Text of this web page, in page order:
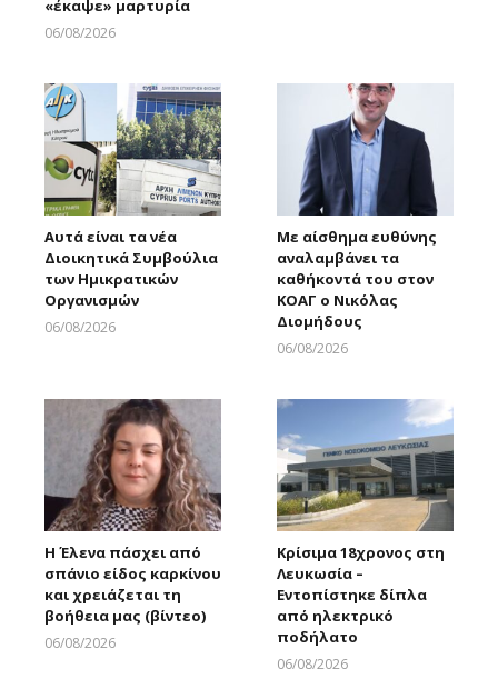
«έκαψε» μαρτυρία
06/08/2026
Αυτά είναι τα νέα
Διοικητικά Συμβούλια
των Ημικρατικών
Οργανισμών
06/08/2026
Με αίσθημα ευθύνης
αναλαμβάνει τα
καθήκοντά του στον
ΚΟΑΓ ο Νικόλας
Διομήδους
06/08/2026
Η Έλενα πάσχει από
σπάνιο είδος καρκίνου
και χρειάζεται τη
βοήθεια μας (βίντεο)
06/08/2026
Κρίσιμα 18χρονος στη
Λευκωσία –
Εντοπίστηκε δίπλα
από ηλεκτρικό
ποδήλατο
06/08/2026